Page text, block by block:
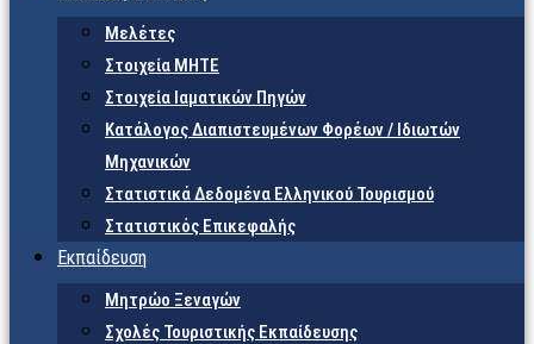
Μελέτες
Στοιχεία ΜΗΤΕ
Στοιχεία Ιαματικών Πηγών
Κατάλογος Διαπιστευμένων Φορέων / Ιδιωτών
Μηχανικών
Στατιστικά Δεδομένα Ελληνικού Τουρισμού
Στατιστικός Επικεφαλής
Εκπαίδευση
Μητρώο Ξεναγών
Σχολές Τουριστικής Εκπαίδευσης